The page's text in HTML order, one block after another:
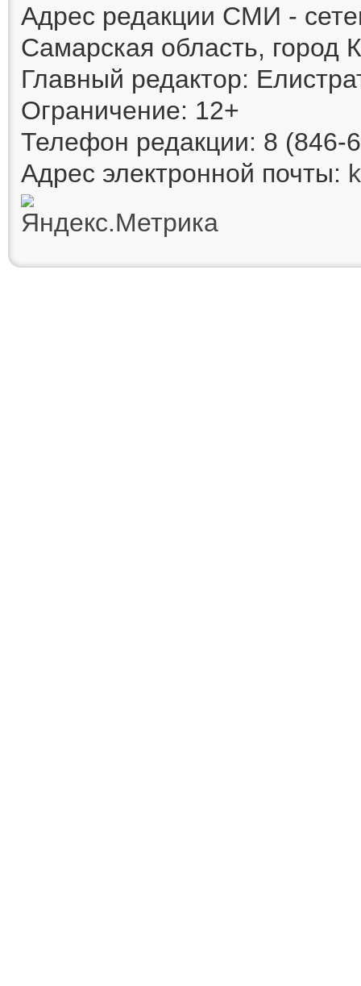
Адрес редакции СМИ -
Самарская область, город
Главный редактор:
Ограничение: 12+
Телефон редакции: 8 (846-
Адрес электронной почты: